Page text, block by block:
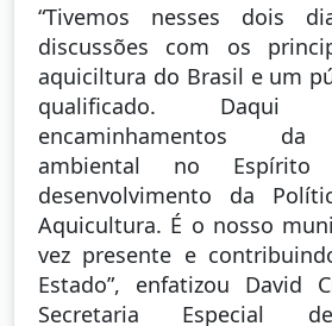
“Tivemos nesses dois
discussões com os
aquiciltura do Brasil e um
qualificado.
encaminhamentos da
ambiental no
desenvolvimento da
Aquicultura. É o nosso
vez presente e
Estado”, enfatizou David
Secretaria Especial